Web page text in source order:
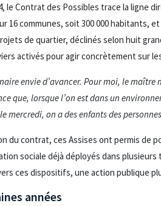
le Contrat des Possibles trace la ligne
16 communes, soit 300 000 habitants,
de quartier, déclinés selon huit
activés pour agir concrètement sur
envie d’avancer. Pour moi, le maître
que, lorsque l’on est dans un
mercredi, on a des enfants des
du contrat, ces Assises ont permis de
sociale déjà déployés dans
ces dispositifs, une action publique
années